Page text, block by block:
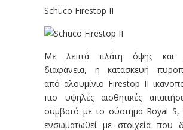
Schüco Firestop II
Με λεπτά πλάτη όψης και
διαφάνεια, η κατασκευή
από αλουμίνιο Firestop II
πιο υψηλές αισθητικές
συμβατό με το σύστημα Royal S,
ενσωματωθεί με στοιχεία που